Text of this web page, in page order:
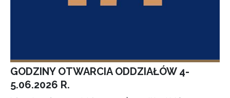
GODZINY OTWARCIA ODDZIAŁÓW 4-
5.06.2026 R.